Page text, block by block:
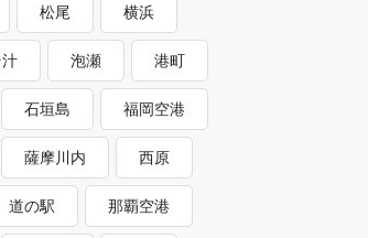
松尾 横浜
泡瀬 港町
石垣島 福岡空港
薩摩川内 西原
道の駅 那覇空港